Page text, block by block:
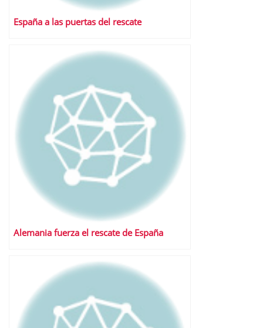
España a las puertas del rescate
Alemania fuerza el rescate de España